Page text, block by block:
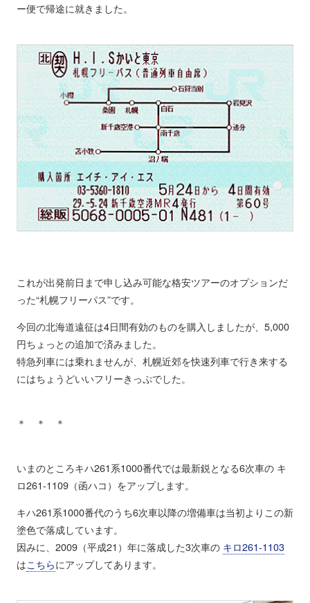
ー便で帰途に就きました。
これが出発前日まで申し込み可能な格安ツアーのオプションだ
った“札幌フリーパス”です。
今回の北海道遠征は4日間有効のものを購入しましたが、5,000
円ちょっとの追加で済みました。
特急列車には乗れませんが、札幌近郊を快速列車で行き来する
にはちょうどいいフリーきっぷでした。
＊ ＊ ＊
いまのところキハ261系1000番代では最新鋭となる6次車の キ
ロ261-1109（函ハコ）をアップします。
キハ261系1000番代のうち6次車以降の増備車は当初よりこの新
塗色で落成しています。
因みに、2009（平成21）年に落成した3次車の キロ261-1103
はこちらにアップしてあります。